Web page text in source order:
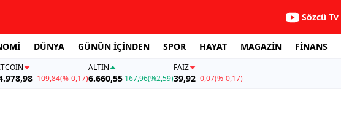
Sözcü Tv
DÜNYA GÜNÜN İÇİNDEN SPOR HAYAT MAGAZİN FİNANS
-109,84(%-0,17)
ALTIN
6.660,55 167,96(%2,59)
FAİZ
39,92-0,07(%-0,17)